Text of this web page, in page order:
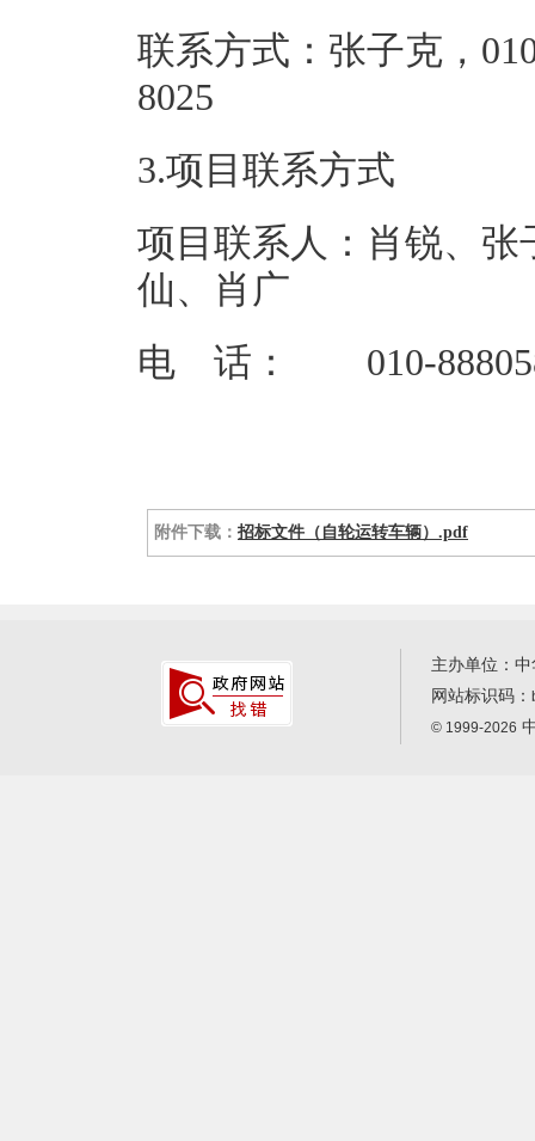
联系方式：张子克，
3.项目联系方式
项目联系人：肖锐、
仙、肖广
电 话： 010-
附件下载： 招标文件（自轮运转车辆）.pdf
主办单位：
网站标识码：
© 1999-2026